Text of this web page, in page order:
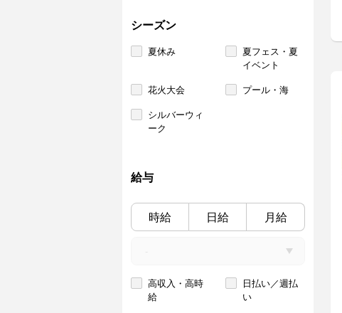
シーズン
夏休み
夏フェス・夏
イベント
花火大会 プール・海
シルバーウィ
ーク
給与
時給 日給 月給
高収入・高時
給
日払い／週払
い